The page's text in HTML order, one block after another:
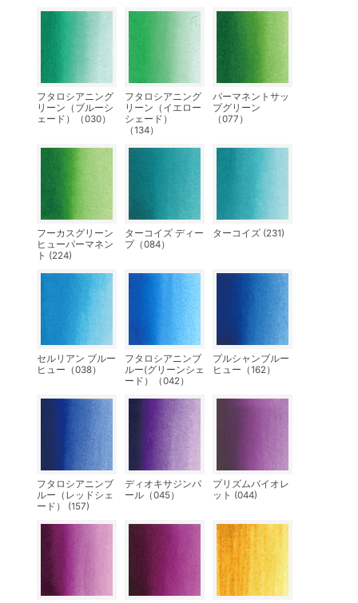
フタロシアニング
リーン（ブルーシ
ェード）（030）
フタロシアニング
リーン（イエロー
シェード）
（134）
パーマネントサッ
プグリーン
（077）
フーカスグリーン
ヒューパーマネン
ト (224)
ターコイズ ディー
プ（084）
ターコイズ (231)
セルリアン ブルー
ヒュー（038）
フタロシアニンブ
ルー(グリーンシェ
ード）（042）
プルシャンブルー
ヒュー（162）
フタロシアニンブ
ルー（レッドシェ
ード） (157)
ディオキサジンパ
ール（045）
プリズムバイオレ
ット (044)